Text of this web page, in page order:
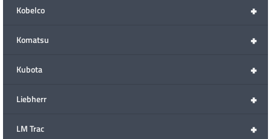
+
Kobelco
+
Komatsu
+
Kubota
+
Liebherr
+
LM Trac